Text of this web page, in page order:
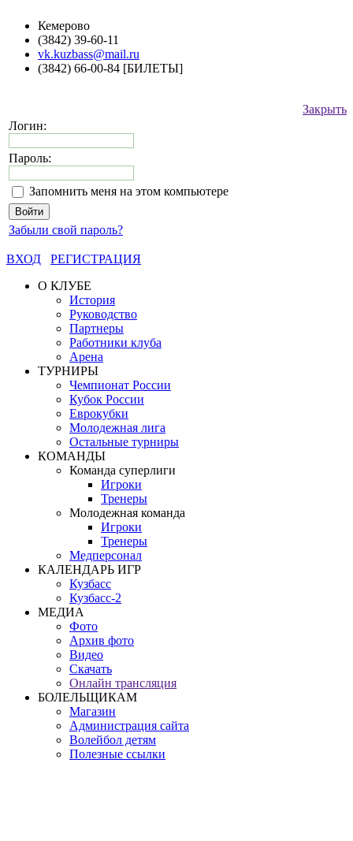
Кемерово
(3842) 39-60-11
vk.kuzbass@mail.ru
(3842) 66-00-84 [БИЛЕТЫ]
Закрыть
Логин:
Пароль:
Запомнить меня на этом компьютере
Забыли свой пароль?
ВХОД
РЕГИСТРАЦИЯ
О КЛУБЕ
История
Руководство
Партнеры
Работники клуба
Арена
ТУРНИРЫ
Чемпионат России
Кубок России
Еврокубки
Молодежная лига
Остальные турниры
КОМАНДЫ
Команда суперлиги
Игроки
Тренеры
Молодежная команда
Игроки
Тренеры
Медперсонал
КАЛЕНДАРЬ ИГР
Кузбасс
Кузбасс-2
МЕДИА
Фото
Архив фото
Видео
Скачать
Онлайн трансляция
БОЛЕЛЬЩИКАМ
Магазин
Администрация сайта
Волейбол детям
Полезные ссылки